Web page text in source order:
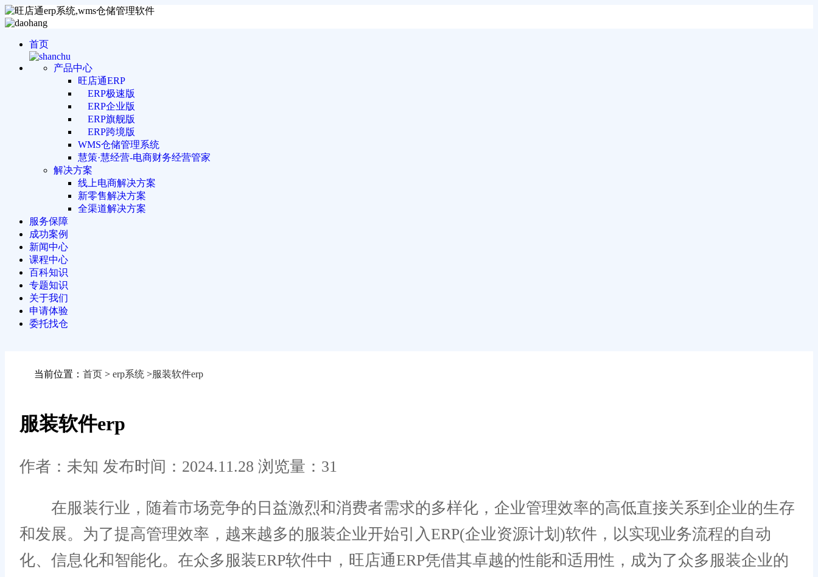
首页
产品中心
旺店通ERP
ERP极速版
ERP企业版
ERP旗舰版
ERP跨境版
WMS仓储管理系统
慧策·慧经营-电商财务经营管家
解决方案
线上电商解决方案
新零售解决方案
全渠道解决方案
服务保障
成功案例
新闻中心
课程中心
百科知识
专题知识
关于我们
申请体验
委托找仓
当前位置： 首页 > erp系统 >服装软件erp
服装软件erp
作者：未知 发布时间：2024.11.28 浏览量：31
在服装行业，随着市场竞争的日益激烈和消费者需求的多样化，企业管理效率的高低直接关系到企业的生存
和发展。为了提高管理效率，越来越多的服装企业开始引入ERP(企业资源计划)软件，以实现业务流程的自动
化、信息化和智能化。在众多服装ERP软件中，旺店通ERP凭借其卓越的性能和适用性，成为了众多服装企业的